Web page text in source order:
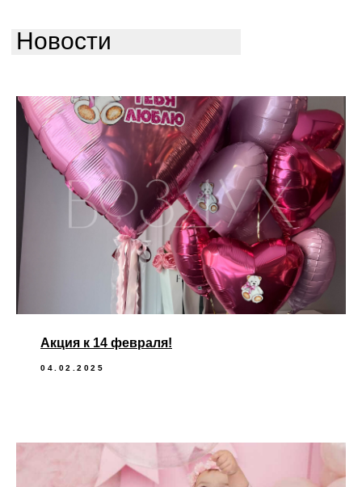
Новости
Акция к 14 февраля!
04.02.2025